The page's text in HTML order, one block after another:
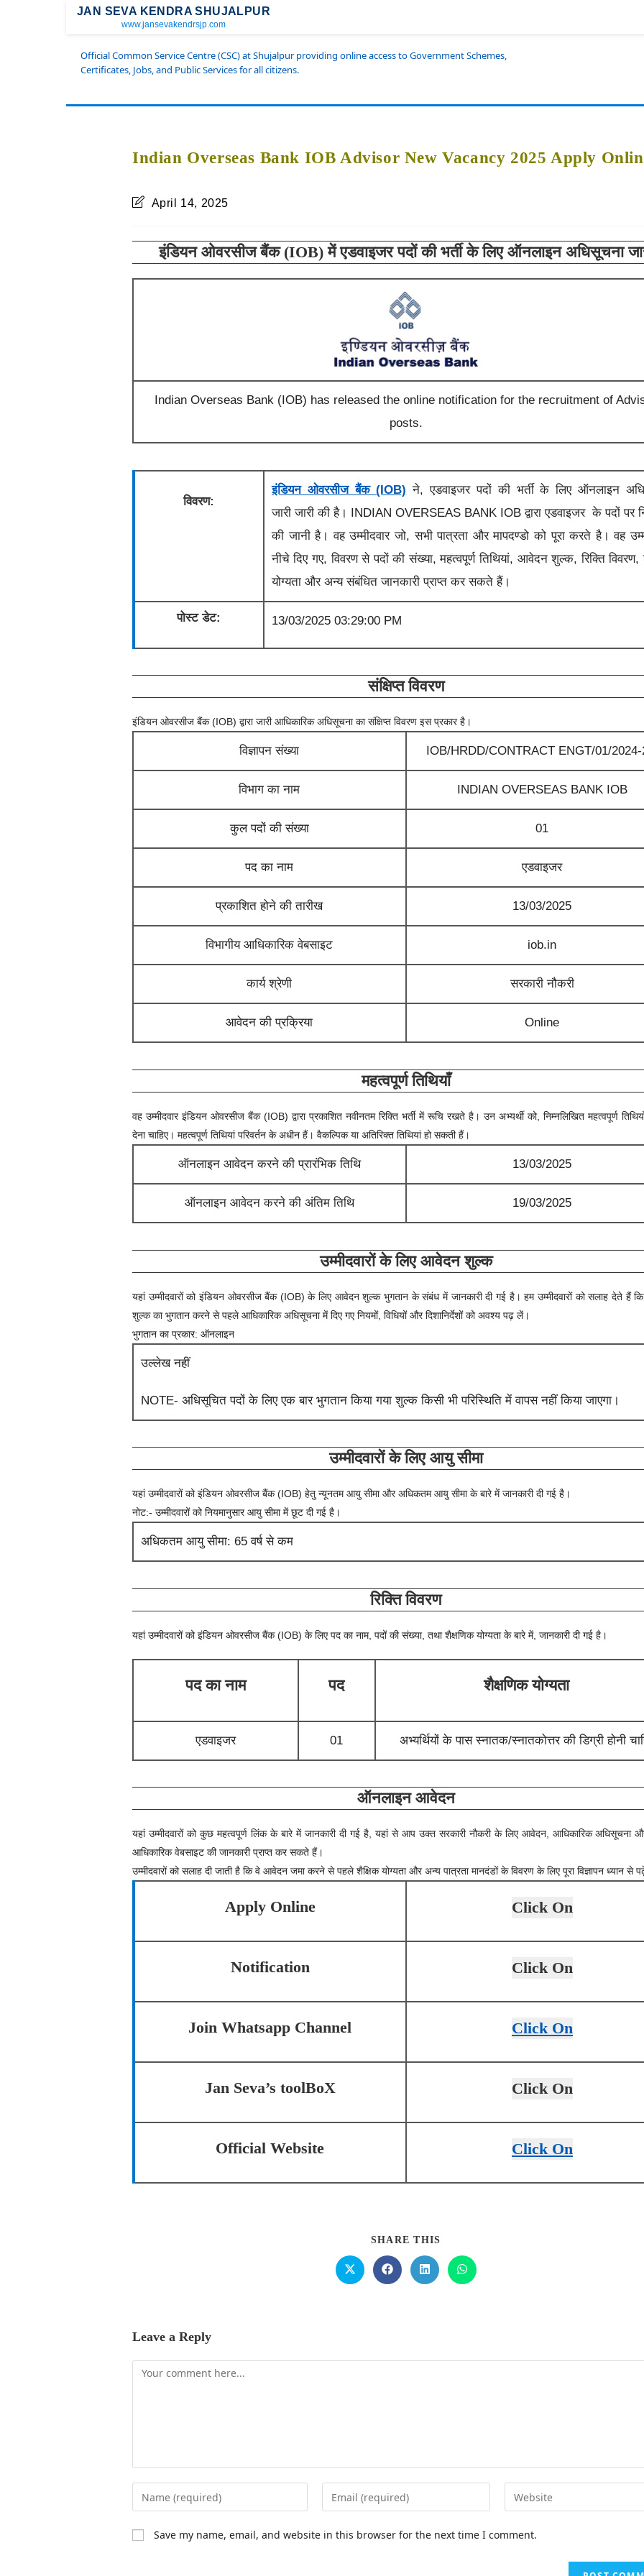
JAN SEVA KENDRA SHUJALPUR
www.jansevakendrsjp.com
Official Common Service Centre (CSC) at Shujalpur providing online access to Government Schemes,
Certificates, Jobs, and Public Services for all citizens.
Indian Overseas Bank IOB Advisor New Vacancy 2025 Apply
April 14, 2025
इंडियन ओवरसीज बैंक (IOB) में एडवाइजरपदों की भर्ती के लिए ऑनलाइन अधिसूचना
Indian Overseas Bank (IOB) has released the online notification for the recruitment of
posts.
विवरण:
इंडियन ओवरसीज बैंक (IOB) ने, एडवाइजर पदों की भर्ती के लिए ऑनलाइन
जारीजारीकी है। INDIAN OVERSEAS BANK IOB द्वाराएडवाइजरके पदों पर
की जानी है।वह उम्मीदवार जो, सभी पात्रता और मापदण्डो को पूरा करते है। वह
नीचे दिए गए, विवरण से पदों की संख्या, महत्वपूर्ण तिथियां, आवेदन शुल्क, रिक्ति विवरण,
योग्यता और अन्य संबंधित जानकारी प्राप्त कर सकते हैं।
पोस्ट डेट: 13/03/2025 03:29:00 PM
संक्षिप्त विवरण
इंडियन ओवरसीज बैंक (IOB) द्वारा जारी आधिकारिक अधिसूचना का संक्षिप्त विवरण इस प्रकार है।
विज्ञापन संख्या IOB/HRDD/CONTRACT ENGT/01/
विभाग का नाम INDIAN OVERSEAS BANK IOB
कुल पदों की संख्या 01
पद का नाम एडवाइजर
प्रकाशित होने की तारीख 13/03/2025
विभागीय आधिकारिक वेबसाइट iob.in
कार्य श्रेणी सरकारी नौकरी
आवेदन की प्रक्रिया Online
महत्वपूर्ण तिथियाँ
वह उम्मीदवार इंडियन ओवरसीज बैंक (IOB) द्वारा प्रकाशित नवीनतम रिक्ति भर्ती में रूचि रखते है। उन अभ्यर्थी को, निम्नलिखित महत्वपूर्ण
देना चाहिए। महत्वपूर्ण तिथियां परिवर्तन के अधीन हैं। वैकल्पिक या अतिरिक्त तिथियां हो सकती हैं।
ऑनलाइन आवेदन करने की प्रारंभिक तिथि 13/03/2025
ऑनलाइन आवेदन करने की अंतिम तिथि 19/03/2025
उम्मीदवारों के लिए आवेदन शुल्क
यहां उम्मीदवारों को इंडियन ओवरसीज बैंक (IOB)के लिए आवेदन शुल्क भुगतान के संबंध में जानकारी दी गई है। हम उम्मीदवारों को सलाह देते हैं
शुल्क का भुगतान करने से पहले आधिकारिक अधिसूचना में दिए गए नियमों, विधियों और दिशानिर्देशों को अवश्य पढ़ लें।
भुगतान का प्रकार: ऑनलाइन
उल्लेख नहीं
NOTE- अधिसूचित पदों के लिए एक बार भुगतान किया गया शुल्क किसी भी परिस्थिति में वापस नहीं किया जाएगा।
उम्मीदवारों के लिए आयु सीमा
यहां उम्मीदवारों कोइंडियन ओवरसीज बैंक (IOB) हेतु न्यूनतम आयु सीमा और अधिकतम आयु सीमा के बारे में जानकारी दी गई है।
नोट:- उम्मीदवारों को नियमानुसार आयु सीमा में छूट दी गई है।
अधिकतम आयु सीमा: 65 वर्ष से कम
रिक्ति विवरण
यहां उम्मीदवारों कोइंडियन ओवरसीज बैंक (IOB) के लिए पद का नाम, पदों की संख्या, तथा शैक्षणिक योग्यता के बारे में, जानकारी दी गई है।
पद का नाम पद शैक्षणिक योग्यता
एडवाइजर 01 अभ्यर्थियों के पास स्नातक/स्नातकोत्तर की डिग्री होनी
ऑनलाइन आवेदन
यहां उम्मीदवारों को कुछ महत्वपूर्ण लिंक के बारे में जानकारी दी गई है, यहां से आप उक्त सरकारी नौकरी के लिए आवेदन, आधिकारिक अधिसूचना
आधिकारिक वेबसाइट की जानकारी प्राप्त कर सकते हैं।
उम्मीदवारों को सलाह दी जाती है कि वे आवेदन जमा करने से पहले शैक्षिक योग्यता और अन्य पात्रता मानदंडों के विवरण के लिए पूरा विज्ञापन ध्यान से
Apply Online Click On
Notification Click On
Join Whatsapp Channel Click On
Jan Seva’s toolBoX Click On
Official Website Click On
SHARE THIS
Leave a Reply
Save my name, email, and website in this browser for the next time I comment.